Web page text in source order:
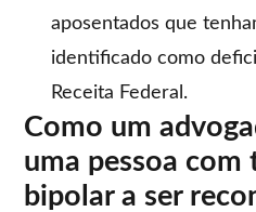
aposentados que
identificado como
Receita Federal.
Como um
uma pessoa com
bipolar a ser